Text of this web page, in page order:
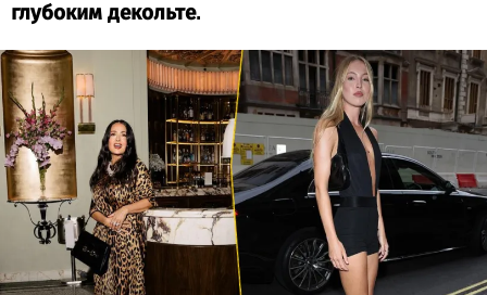
глубоким декольте.